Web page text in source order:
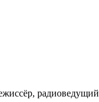
радиоведущий